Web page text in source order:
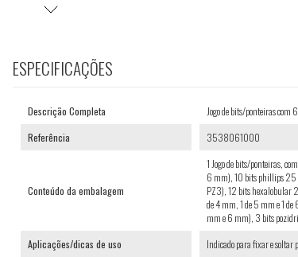
ESPECIFICAÇÕES
Descrição Completa
Jogo de bits/ponteiras com
Referência
3538061000
Conteúdo da embalagem
1 Jogo de bits/ponteiras,
6 mm), 10 bits phillips 25
PZ3), 12 bits
de 4 mm, 1 de 5 mm e 1
mm e 6 mm), 3 bits
Aplicações/dicas de uso
Indicado para fixar e soltar